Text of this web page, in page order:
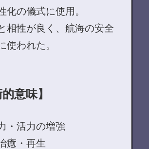
化の儀式に使用。
相性が良く、航海の安全
使われた。
的意味】
・活力の増強
癒・再生